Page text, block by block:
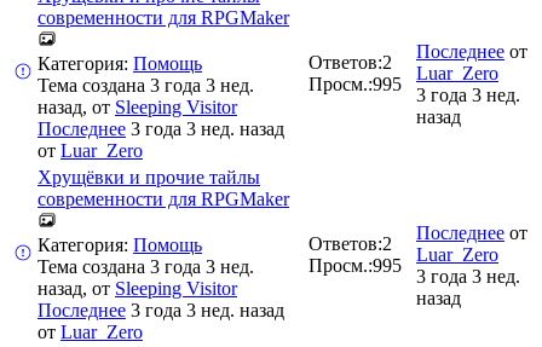
современности для RPGMaker
Категория: Помощь
Тема создана 3 года 3 нед.
назад, от Sleeping Visitor
Последнее 3 года 3 нед. назад
от Luar_Zero
Ответов:2
Просм.:995
Последнее от
Luar_Zero
3 года 3 нед.
назад
Хрущёвки и прочие тайлы
современности для RPGMaker
Категория: Помощь
Тема создана 3 года 3 нед.
назад, от Sleeping Visitor
Последнее 3 года 3 нед. назад
от Luar_Zero
Ответов:2
Просм.:995
Последнее от
Luar_Zero
3 года 3 нед.
назад